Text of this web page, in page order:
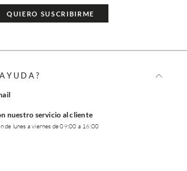
QUIERO SUSCRIBIRME
nuestro servicio al cliente
de lunes a viernes de 09:00 a 16:00